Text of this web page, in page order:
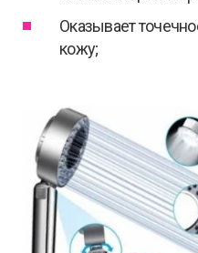
Оказывает
кожу;